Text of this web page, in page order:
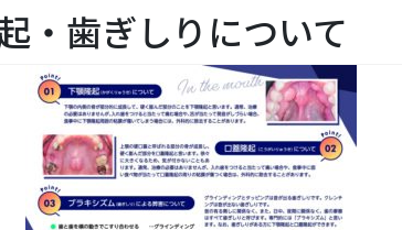
・歯ぎしりについて